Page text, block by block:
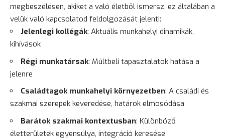
megbeszélésen, akiket a való életből ismersz, ez általában a
velük való kapcsolatod feldolgozását jelenti:
Jelenlegi kollégák: Aktuális munkahelyi dinamikák,
kihívások
Régi munkatársak: Múltbeli tapasztalatok hatása a
jelenre
Családtagok munkahelyi környezetben: A családi és
szakmai szerepek keveredése, határok elmosódása
Barátok szakmai kontextusban: Különböző
életterületek egyensúlya, integráció keresése